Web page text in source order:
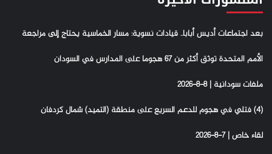
بعد اجتماعات أديس أبابا.. قيادات نسوية: مسار الخماسية يحتاج إلى مراجعة
الأمم المتحدة توثق أكثر من 67 هجوما على المدارس في السودان
ملفات سودانية | 8-8-2026
(4) فتلي في هجوم للدعم السريع على منطقة (التميد) شمال كردفان
لقاء خاص | 7-8-2026